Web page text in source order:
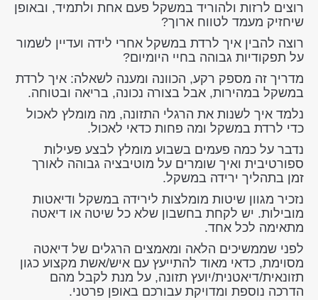
רוצים לרזות ולהוריד במשקל פעם אחת ולתמיד, ובאופן
שיחזיק מעמד לטווח ארוך?
רוצה להבין איך לרדת במשקל אחרי לידה ועדיין לשמור
על תפקודיות גבוהה בחיי היומיום?
מדריך זה מספק רקע, הכוונה ומענה לשאלה: איך לרדת
במשקל במהירות, אבל בצורה נכונה, בריאה ובטוחה.
נלמד איך לשנות את הרגלי התזונה, מה מומלץ לאכול
כדי לרדת במשקל ומה פחות כדאי לאכול.
נדבר על כמה פעמים בשבוע מומלץ לבצע פעילות
ספורטיבית ואיך שומרים על מוטיבציה גבוהה לאורך
זמן בתהליך ירידה במשקל.
נזכיר מגוון שיטות מומלצות לירידה במשקל ודיאטות
מובילות. יש לקחת בחשבון שלא כל שיטה או דיאטה
מתאימה לכל אחד.
לפני שממשיכים הלאה ומאמצים הרגלים של דיאטה
מסוימת, כדאי מאוד להתייעץ עם איש/אשת מקצוע כגון
תזונאית/דיאטנית/יועץ תזונה, על מנת לקבל מהם
הדרכה נוספת ומדויקת עבורכם באופן פרטני.